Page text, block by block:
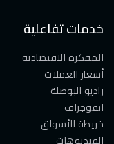
خدمات تفاعلية
المفكرة الاقتصاديه
أسعار العملات
راديو البوصلة
انفوجراف
خريطة الأسواق